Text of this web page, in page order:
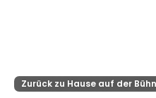
Zurück zu Hause auf der